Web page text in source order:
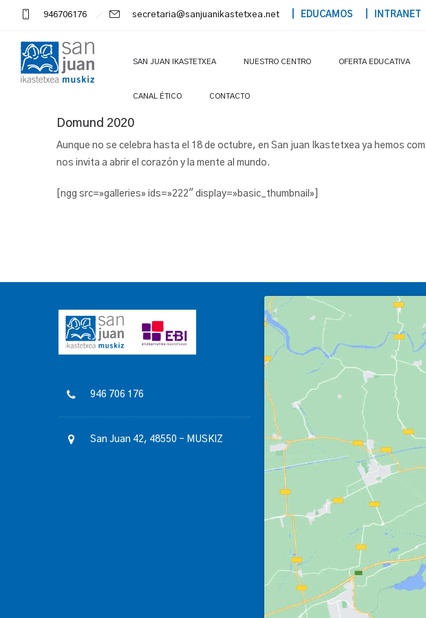
946706176 secretaria@sanjuanikastetxea.net | EDUCAMOS | INTRANET
SAN JUAN IKASTETXEA NUESTRO CENTRO OFERTA EDUCATIVA
CANAL ÉTICO CONTACTO
Domund 2020
Aunque no se celebra hasta el 18 de octubre, en San juan Ikastetxea ya hemos
nos invita a abrir el corazón y la mente al mundo.
[ngg src=»galleries» ids=»222″ display=»basic_thumbnail»]
946 706 176
San Juan 42, 48550 – MUSKIZ